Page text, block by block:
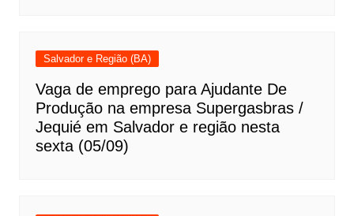
Salvador e Região (BA)
Vaga de emprego para Ajudante De
Produção na empresa Supergasbras /
Jequié em Salvador e região nesta
sexta (05/09)